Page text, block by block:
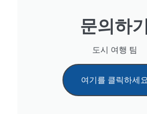
문의하기
도시 여행 팀
여기를 클릭하세